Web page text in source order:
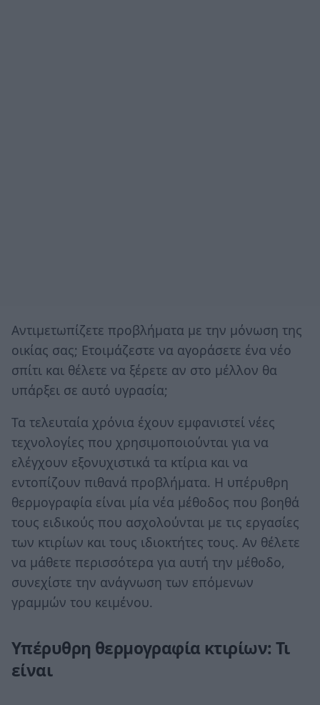
Αντιμετωπίζετε προβλήματα με την μόνωση της
οικίας σας; Ετοιμάζεστε να αγοράσετε ένα νέο
σπίτι και θέλετε να ξέρετε αν στο μέλλον θα
υπάρξει σε αυτό υγρασία;
Τα τελευταία χρόνια έχουν εμφανιστεί νέες
τεχνολογίες που χρησιμοποιούνται για να
ελέγχουν εξονυχιστικά τα κτίρια και να
εντοπίζουν πιθανά προβλήματα. Η υπέρυθρη
θερμογραφία είναι μία νέα μέθοδος που βοηθά
τους ειδικούς που ασχολούνται με τις εργασίες
των κτιρίων και τους ιδιοκτήτες τους. Αν θέλετε
να μάθετε περισσότερα για αυτή την μέθοδο,
συνεχίστε την ανάγνωση των επόμενων
γραμμών του κειμένου.
Υπέρυθρη θερμογραφία κτιρίων: Τι
είναι